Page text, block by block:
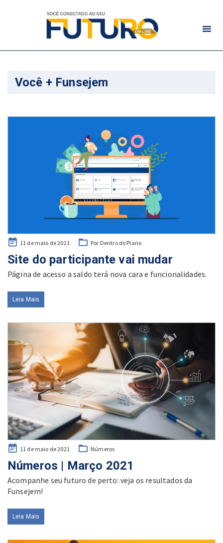
Você + Funsejem
Posted
11 de maio de 2021 Por Dentro do Plano
Site do participante vai mudar
Página de acesso a saldo terá nova cara e funcionalidades.
Leia Mais
Posted
on
11 de maio de 2021 Números
Números | Março 2021
Acompanhe seu futuro de perto: veja os resultados da
Funsejem!
Leia Mais